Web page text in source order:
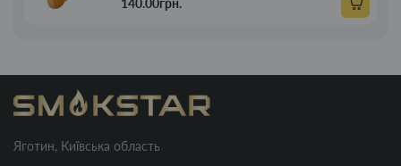
140.00грн.
Яготин, Київська область